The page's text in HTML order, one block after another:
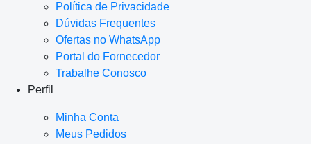
Política de Privacidade
Dúvidas Frequentes
Ofertas no WhatsApp
Portal do Fornecedor
Trabalhe Conosco
Perfil
Minha Conta
Meus Pedidos